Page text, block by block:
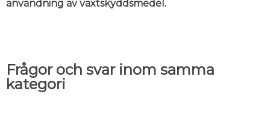
användning av växtskyddsmedel.
Frågor och svar inom samma
kategori